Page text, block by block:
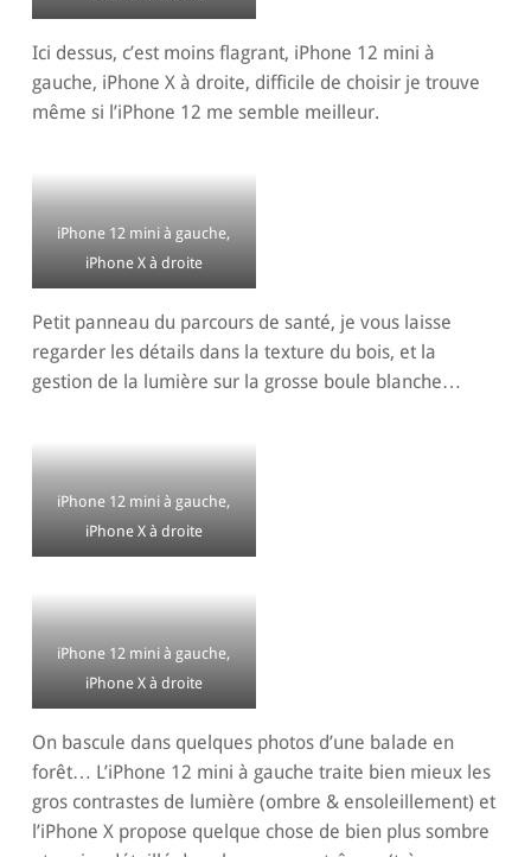
Ici dessus, c’est moins flagrant, iPhone 12 mini à
gauche, iPhone X à droite, difficile de choisir je trouve
même si l’iPhone 12 me semble meilleur.
iPhone 12 mini à gauche,
iPhone X à droite
Petit panneau du parcours de santé, je vous laisse
regarder les détails dans la texture du bois, et la
gestion de la lumière sur la grosse boule blanche…
iPhone 12 mini à gauche,
iPhone X à droite
iPhone 12 mini à gauche,
iPhone X à droite
On bascule dans quelques photos d’une balade en
forêt… L’iPhone 12 mini à gauche traite bien mieux les
gros contrastes de lumière (ombre & ensoleillement) et
l’iPhone X propose quelque chose de bien plus sombre